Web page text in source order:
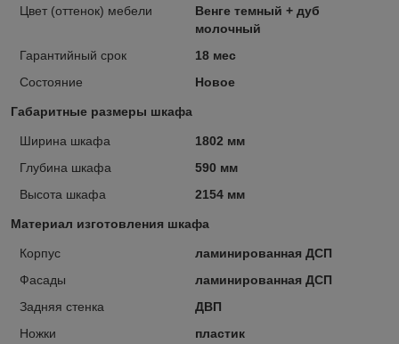
Цвет (оттенок) мебели
Венге темный + дуб
молочный
Гарантийный срок
18 мес
Состояние
Новое
Габаритные размеры шкафа
Ширина шкафа
1802 мм
Глубина шкафа
590 мм
Высота шкафа
2154 мм
Материал изготовления шкафа
Корпус
ламинированная ДСП
Фасады
ламинированная ДСП
Задняя стенка
ДВП
Ножки
пластик